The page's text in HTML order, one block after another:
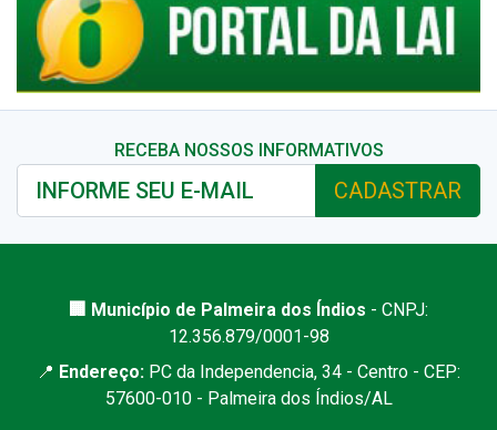
RECEBA NOSSOS INFORMATIVOS
CADASTRAR
🏢 Município de Palmeira dos Índios - CNPJ:
12.356.879/0001-98
📍 Endereço: PC da Independencia, 34 - Centro - CEP:
57600-010 - Palmeira dos Índios/AL